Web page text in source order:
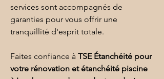
services sont accompagnés de
garanties pour vous offrir une
tranquillité d'esprit totale.
Faites confiance à TSE Étanchéité pour
votre rénovation et étanchéité piscine